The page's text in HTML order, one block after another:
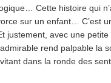
Cette histoire qui
sur un enfant… C’est
justement, avec une petite
rend palpable la
dans la ronde des